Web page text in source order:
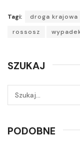
Tagi: droga krajowa
rossosz
SZUKAJ
PODOBNE